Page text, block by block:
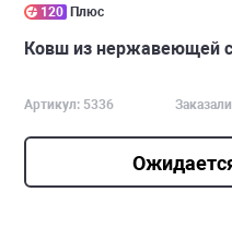
120 Плюс
Ковш из нержавеющей
Артикул: 5336